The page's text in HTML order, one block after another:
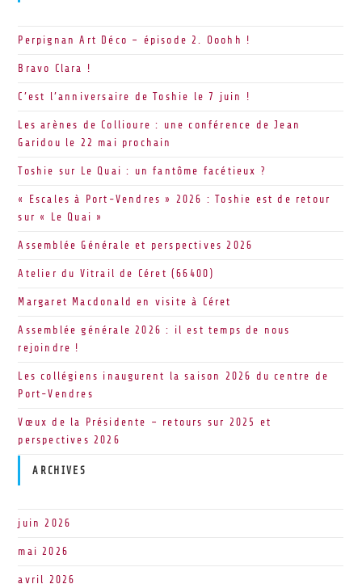
Perpignan Art Déco – épisode 2. Ooohh !
Bravo Clara !
C’est l’anniversaire de Toshie le 7 juin !
Les arènes de Collioure : une conférence de Jean
Garidou le 22 mai prochain
Toshie sur Le Quai : un fantôme facétieux ?
« Escales à Port-Vendres » 2026 : Toshie est de retour
sur « Le Quai »
Assemblée Générale et perspectives 2026
Atelier du Vitrail de Céret (66400)
Margaret Macdonald en visite à Céret
Assemblée générale 2026 : il est temps de nous
rejoindre !
Les collégiens inaugurent la saison 2026 du centre de
Port-Vendres
Vœux de la Présidente – retours sur 2025 et
perspectives 2026
ARCHIVES
juin 2026
mai 2026
avril 2026